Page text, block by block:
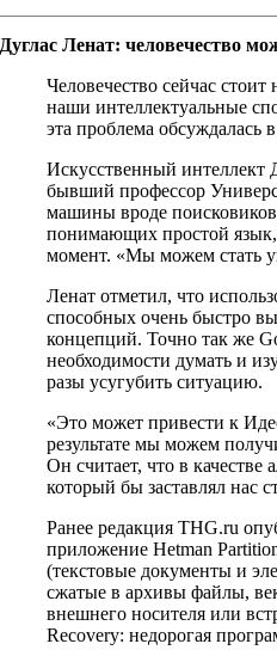
Дуглас Ленат: человечество
Человечество сейчас
наши интеллектуальные
эта проблема обсуждалась
Искусственный интеллект
бывший профессор
машины вроде
понимающих простой язык,
момент. «Мы можем стать
Ленат отметил, что
способных очень быстро
концепций. Точно так же
необходимости думать и
разы усугубить ситуацию.
«Это может привести к
результате мы можем
Он считает, что в качестве
который бы заставлял нас
Ранее редакция THG.ru
приложение Hetman
(текстовые документы и
сжатые в архивы файлы,
внешнего носителя или
Recovery: недорогая